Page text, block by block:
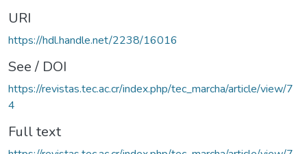
URI
https://hdl.handle.net/2238/16016
See / DOI
https://revistas.tec.ac.cr/index.php/tec_marcha/article/view/7
4
Full text